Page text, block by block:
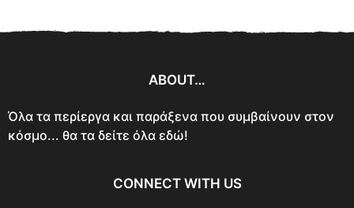
ABOUT…
Όλα τα περίεργα και παράξενα που συμβαίνουν στον
κόσμο... θα τα δείτε όλα εδώ!
CONNECT WITH US